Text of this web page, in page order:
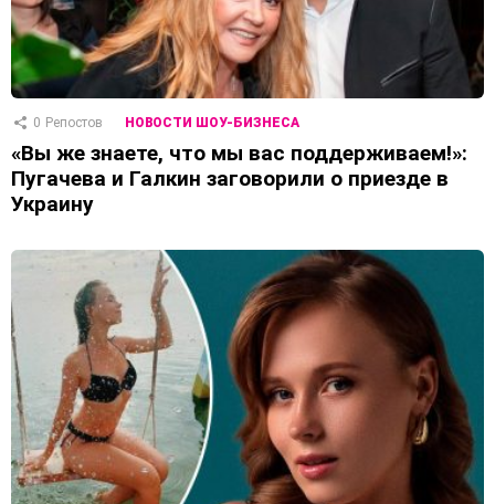
0 Репостов НОВОСТИ ШОУ-БИЗНЕСА
«Вы же знаете, что мы вас поддерживаем!»:
Пугачева и Галкин заговорили о приезде в
Украину